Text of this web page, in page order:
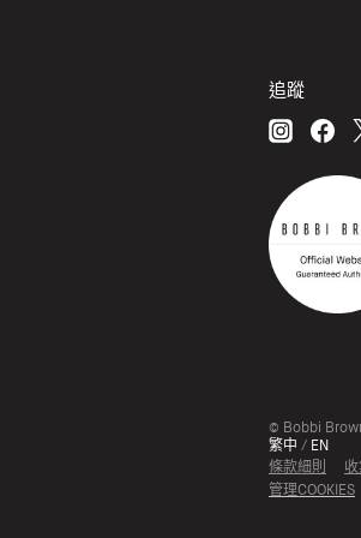
追蹤
© Bobbi
繁中 / EN
條款細則
管理COOKIES